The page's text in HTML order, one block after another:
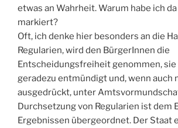
etwas an Wahrheit. Warum habe ich
markiert?
Oft, ich denke hier besonders an die
Regularien, wird den BürgerInnen die
Entscheidungsfreiheit genommen, sie
geradezu entmündigt und, wenn auch
ausgedrückt, unter
Durchsetzung von Regularien ist dem
Ergebnissen übergeordnet. Der Staat